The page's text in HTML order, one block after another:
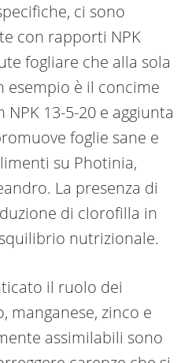
ci sono
con rapporti NPK
fogliare che alla sola
esempio è il concime
13-5-20 e aggiunta
foglie sane e
su Photinia,
La presenza di
di clorofilla in
nutrizionale.
il ruolo dei
manganese, zinco e
assimilabili sono